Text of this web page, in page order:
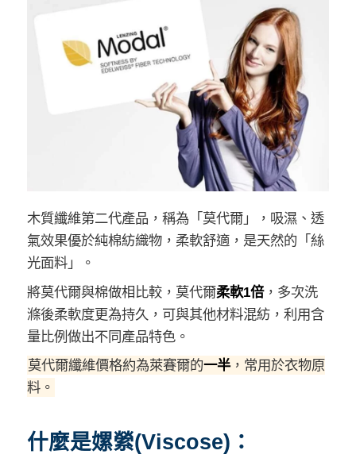
木質纖維第二代產品，稱為「莫代爾」，吸濕、透
氣效果優於純棉紡織物，柔軟舒適，是天然的「絲
光面料」。
將莫代爾與棉做相比較，莫代爾柔軟1倍，多次洗
滌後柔軟度更為持久，可與其他材料混紡，利用含
量比例做出不同產品特色。
莫代爾纖維價格約為萊賽爾的一半，常用於衣物原
料。
什麼是嫘縈(Viscose)：